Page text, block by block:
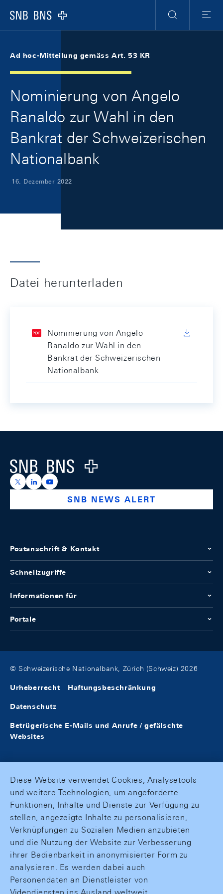
Logo
Suche
Menu
Ad hoc-Mitteilung gemäss Art. 53 KR
Nominierung von Angelo
Ranaldo zur Wahl in den
Bankrat der Schweizerischen
Nationalbank
16. Dezember 2022
Datei herunterladen
Nominierung von Angelo
Ranaldo zur Wahl in den
Bankrat der Schweizerischen
Nationalbank
Logo
https://x.com/snb_bns
https://ch.linkedin.com/company/swiss-national-
https://www.youtube.com/@swissnationalbank
SNB NEWS ALERT
Postanschrift & Kontakt
Schnellzugriffe
Informationen für
Portale
© Schweizerische Nationalbank, Zürich (Schweiz) 2026
Urheberrecht Haftungsbeschränkung
Datenschutz
Betrügerische E-Mails und Anrufe / gefälschte
Websites
Diese Website verwendet Cookies, Analysetools
und weitere Technologien, um angeforderte
Funktionen, Inhalte und Dienste zur Verfügung zu
stellen, angezeigte Inhalte zu personalisieren,
Verknüpfungen zu Sozialen Medien anzubieten
und die Nutzung der Website zur Verbesserung
ihrer Bedienbarkeit in anonymisierter Form zu
analysieren. Es werden dabei auch
Personendaten an Dienstleister von